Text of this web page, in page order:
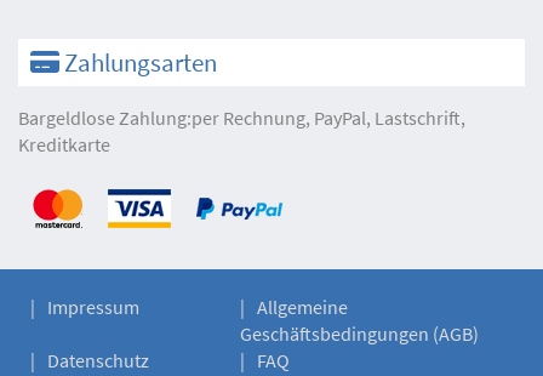
Zahlungsarten
Bargeldlose Zahlung:per Rechnung, PayPal, Lastschrift,
Kreditkarte
Impressum
Allgemeine
Geschäftsbedingungen (AGB)
Datenschutz
FAQ